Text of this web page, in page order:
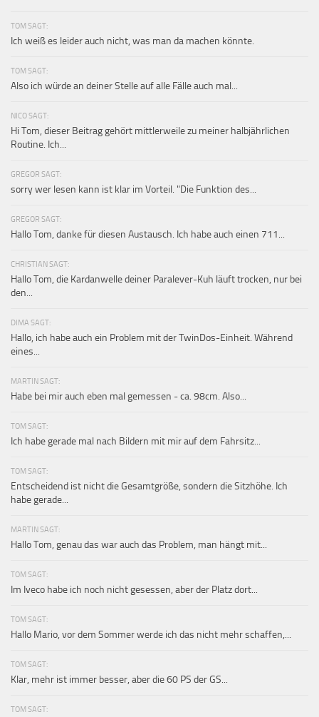
TOM SAGT:
Ich weiß es leider auch nicht, was man da machen könnte.
TOM SAGT:
Also ich würde an deiner Stelle auf alle Fälle auch mal...
NICO SAGT:
Hi Tom, dieser Beitrag gehört mittlerweile zu meiner halbjährlichen
Routine. Ich...
GREGOR SAGT:
sorry wer lesen kann ist klar im Vorteil. "Die Funktion des...
GREGOR SAGT:
Hallo Tom, danke für diesen Austausch. Ich habe auch einen 711...
CHRISTIAN SAGT:
Hallo Tom, die Kardanwelle deiner Paralever-Kuh läuft trocken, nur bei
den...
DIMA SAGT:
Hallo, ich habe auch ein Problem mit der TwinDos-Einheit. Während
eines...
MARTIN SAGT:
Habe bei mir auch eben mal gemessen - ca. 98cm. Also...
TOM SAGT:
Ich habe gerade mal nach Bildern mit mir auf dem Fahrsitz...
TOM SAGT:
Entscheidend ist nicht die Gesamtgröße, sondern die Sitzhöhe. Ich
habe gerade...
MARTIN SAGT:
Hallo Tom, genau das war auch das Problem, man hängt mit...
TOM SAGT:
Im Iveco habe ich noch nicht gesessen, aber der Platz dort...
TOM SAGT:
Hallo Mario, vor dem Sommer werde ich das nicht mehr schaffen,...
TOM SAGT:
Klar, mehr ist immer besser, aber die 60 PS der GS...
TOM SAGT: